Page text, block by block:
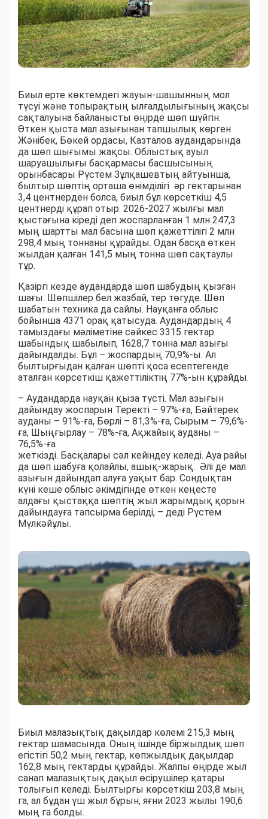
Биыл ерте көктемдегі жауын-шашынның мол
түсуі және топырақтың ылғалдылығының жақсы
сақталуына байланысты өңірде шөп шүйгін.
Өткен қыста мал азығынан тапшылық көрген
Жәнібек, Бөкей ордасы, Казталов аудандарында
да шөп шығымы жақсы. Облыстық ауыл
шаруашылығы басқармасы басшысының
орынбасары Рүстем Зұлқашевтың айтуынша,
былтыр шөптің орташа өнімділігі әр гектарынан
3,4 центнерден болса, биыл бұл көрсеткіш 4,5
центнерді құрап отыр. 2026-2027 жылғы мал
қыстағына кіреді деп жоспарланған 1 млн 247,3
мың шартты мал басына шөп қажеттілігі 2 млн
298,4 мың тоннаны құрайды. Одан басқа өткен
жылдан қалған 141,5 мың тонна шөп сақтаулы
тұр.
Қазіргі кезде аудандарда шөп шабудың қызған
шағы. Шөпшілер бел жазбай, тер төгуде. Шөп
шабатын техника да сайлы. Науқанға облыс
бойынша 4371 орақ қатысуда. Аудандардың 4
тамыздағы мәліметіне сәйкес 3315 гектар
шабындық шабылып, 1628,7 тонна мал азығы
дайындалды. Бұл – жоспардың 70,9%-ы. Ал
былтырғыдан қалған шөпті қоса есептегенде
аталған көрсеткіш қажеттіліктің 77%-ын құрайды.
– Аудандарда науқан қыза түсті. Мал азығын
дайындау жоспарын Теректі – 97%-ға, Бәйтерек
ауданы – 91%-ға, Бөрлі – 81,3%-ға, Сырым – 79,6%-
ға, Шыңғырлау – 78%-ға, Ақжайық ауданы –
76,5%-ға
жеткізді. Басқалары сәл кейіндеу келеді. Ауа райы
да шөп шабуға қолайлы, ашық-жарық. Әлі де мал
азығын дайындап алуға уақыт бар. Сондықтан
күні кеше облыс әкімдігінде өткен кеңесте
алдағы қыстаққа шөптің жыл жарымдық қорын
дайындауға тапсырма берілді, – деді Рүстем
Мүлкәйұлы.
Биыл малазықтық дақылдар көлемі 215,3 мың
гектар шамасында. Оның ішінде біржылдық шөп
егістігі 50,2 мың гектар, көпжылдық дақылдар
162,8 мың гектарды құрайды. Жалпы өңірде жыл
санап малазықтық дақыл өсірушілер қатары
толығып келеді. Былтырғы көрсеткіш 203,8 мың
га, ал бұдан үш жыл бұрын, яғни 2023 жылы 190,6
мың га болды.